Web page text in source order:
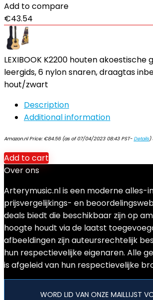
Add to compare
€43.54
LEXIBOOK K2200 houten akoestische
leergids, 6 nylon snaren, draagtas
hout/zwart
Description
Additional information
Amazon.nl Price: €84.56(as of 07/04/2023 08:43 PST-Details)
Add to cart
Over ons
Arterymusic.nl is een moderne alles-
prijsvergelijkings- en
deals biedt die beschikbaar zijn op
hoogte houdt via de laatst
afbeeldingen zijn auteursrechtelijk
hun respectievelijke eigenaren. Alle
is afgeleid van hun respectievelijke
WORD LID VAN ONZE MAILLIJST